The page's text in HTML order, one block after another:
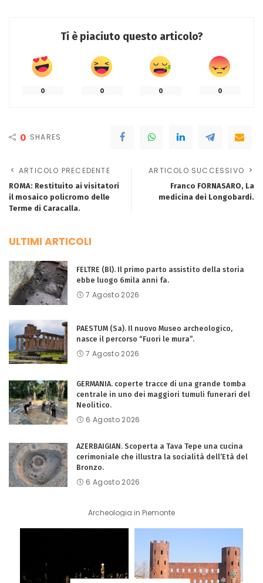
Ti è piaciuto questo articolo?
0 0 0 0
0 SHARES
ARTICOLO PRECEDENTE
ROMA: Restituito ai visitatori
il mosaico policromo delle
Terme di Caracalla.
ARTICOLO SUCCESSIVO
Franco FORNASARO, La
medicina dei Longobardi.
ULTIMI ARTICOLI
FELTRE (Bl). Il primo parto assistito della storia
ebbe luogo 6mila anni fa.
7 Agosto 2026
PAESTUM (Sa). Il nuovo Museo archeologico,
nasce il percorso “Fuori le mura”.
7 Agosto 2026
GERMANIA. coperte tracce di una grande tomba
centrale in uno dei maggiori tumuli funerari del
Neolitico.
6 Agosto 2026
AZERBAIGIAN. Scoperta a Tava Tepe una cucina
cerimoniale che illustra la socialità dell’Età del
Bronzo.
6 Agosto 2026
Archeologia in Piemonte